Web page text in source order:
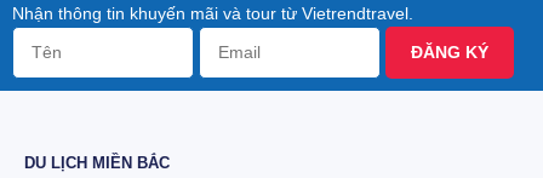
Nhận thông tin khuyến mãi và tour từ Vietrendtravel.
ĐĂNG KÝ
DU LỊCH MIỀN BẮC